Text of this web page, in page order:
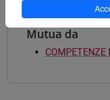
Mutua da
COMPETENZE